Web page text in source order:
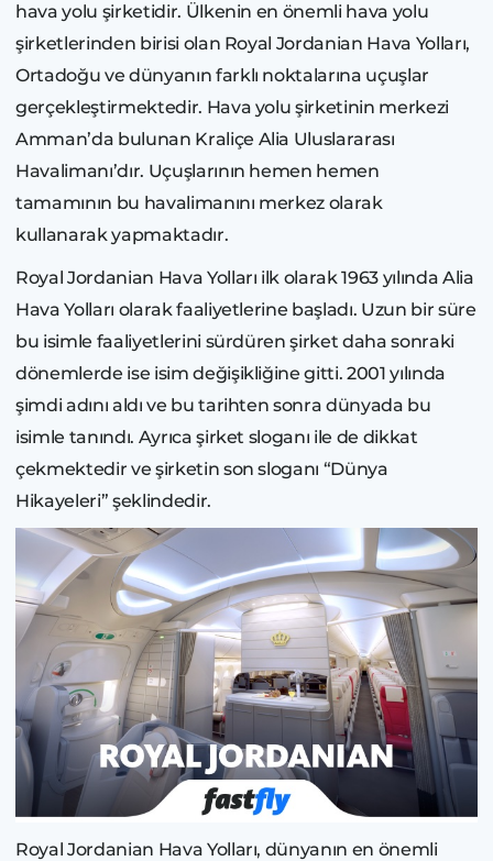
hava yolu şirketidir. Ülkenin en önemli hava yolu
şirketlerinden birisi olan Royal Jordanian Hava Yolları,
Ortadoğu ve dünyanın farklı noktalarına uçuşlar
gerçekleştirmektedir. Hava yolu şirketinin merkezi
Amman’da bulunan Kraliçe Alia Uluslararası
Havalimanı’dır. Uçuşlarının hemen hemen
tamamının bu havalimanını merkez olarak
kullanarak yapmaktadır.
Royal Jordanian Hava Yolları ilk olarak 1963 yılında Alia
Hava Yolları olarak faaliyetlerine başladı. Uzun bir süre
bu isimle faaliyetlerini sürdüren şirket daha sonraki
dönemlerde ise isim değişikliğine gitti. 2001 yılında
şimdi adını aldı ve bu tarihten sonra dünyada bu
isimle tanındı. Ayrıca şirket sloganı ile de dikkat
çekmektedir ve şirketin son sloganı “Dünya
Hikayeleri” şeklindedir.
Royal Jordanian Hava Yolları, dünyanın en önemli